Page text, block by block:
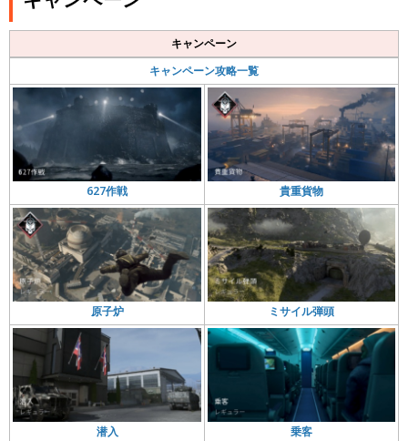
キャンペーン
キャンペーン攻略一覧
627作戦 貴重貨物
原子炉 ミサイル弾頭
潜入 乗客